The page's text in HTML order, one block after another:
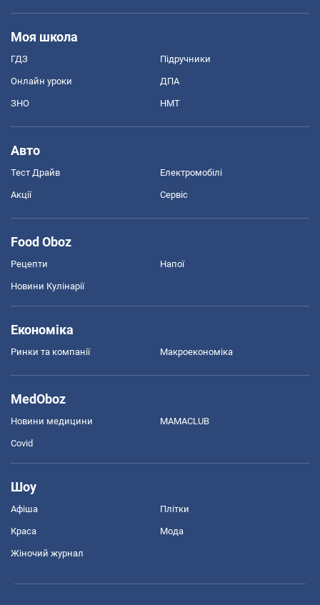
Моя школа
ГДЗ Підручники
Онлайн уроки ДПА
ЗНО НМТ
Авто
Тест Драйв Електромобілі
Акції Сервіс
Food Oboz
Рецепти Напої
Новини Кулінарії
Економіка
Ринки та компанії Макроекономіка
MedOboz
Новини медицини MAMACLUB
Covid
Шоу
Афіша Плітки
Краса Мода
Жіночий журнал